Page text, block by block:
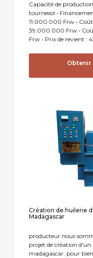
Capacité de
tournesol •
11.000.000 Frw •
39.000.000 Frw •
Frw • Prix de revient :
Obtenir
Création de huilerie
Madagascar
producteur nous
projet de création d'un
madagascar. pour